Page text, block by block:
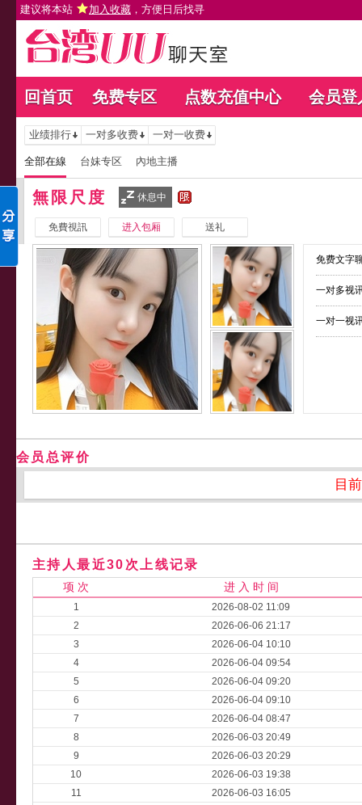
建议将本站 加入收藏 ，方便日后找寻
回首页 免费专区 点数充值中心 会员登
业绩排行 一对多收费 一对一收费
全部在線 台妹专区 內地主播
無限尺度 休息中
免費視訊 进入包厢 送礼
免费文字
一对多视
一对一视
会员总评价
目
主持人最近30次上线记录
项 次 进 入 时 间
1
2026-08-02 11:09
2
2026-06-06 21:17
3
2026-06-04 10:10
4
2026-06-04 09:54
5
2026-06-04 09:20
6
2026-06-04 09:10
7
2026-06-04 08:47
8
2026-06-03 20:49
9
2026-06-03 20:29
10
2026-06-03 19:38
11
2026-06-03 16:05